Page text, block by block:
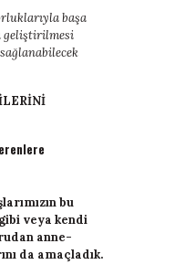
başa
geliştirilmesi
bu
veya kendi
anne-
da amaçladık.